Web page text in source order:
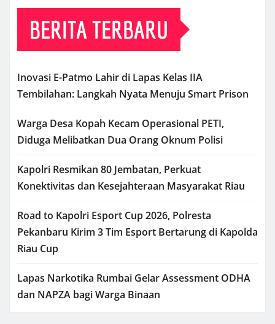
BERITA TERBARU
Inovasi E-Patmo Lahir di Lapas Kelas IIA
Tembilahan: Langkah Nyata Menuju Smart Prison
Warga Desa Kopah Kecam Operasional PETI,
Diduga Melibatkan Dua Orang Oknum Polisi
Kapolri Resmikan 80 Jembatan, Perkuat
Konektivitas dan Kesejahteraan Masyarakat Riau
Road to Kapolri Esport Cup 2026, Polresta
Pekanbaru Kirim 3 Tim Esport Bertarung di Kapolda
Riau Cup
Lapas Narkotika Rumbai Gelar Assessment ODHA
dan NAPZA bagi Warga Binaan